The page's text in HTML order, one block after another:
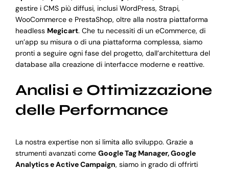
gestire i CMS più diffusi, inclusi WordPress, Strapi,
WooCommerce e PrestaShop, oltre alla nostra piattaforma
headless Megicart. Che tu necessiti di un eCommerce, di
un’app su misura o di una piattaforma complessa, siamo
pronti a seguire ogni fase del progetto, dall’architettura del
database alla creazione di interfacce moderne e reattive.
Analisi e Ottimizzazione
delle Performance
La nostra expertise non si limita allo sviluppo. Grazie a
strumenti avanzati come Google Tag Manager, Google
Analytics e Active Campaign, siamo in grado di offrirti